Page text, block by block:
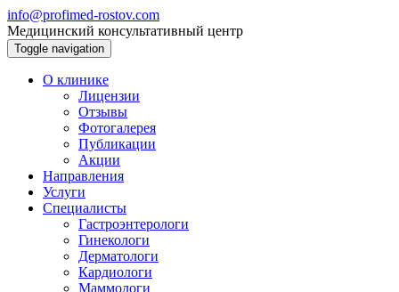
info@profimed-rostov.com
Медицинский консультативный центр
Toggle navigation
О клинике
Лицензии
Отзывы
Фотогалерея
Публикации
Акции
Направления
Услуги
Специалисты
Гастроэнтерологи
Гинекологи
Дерматологи
Кардиологи
Маммологи